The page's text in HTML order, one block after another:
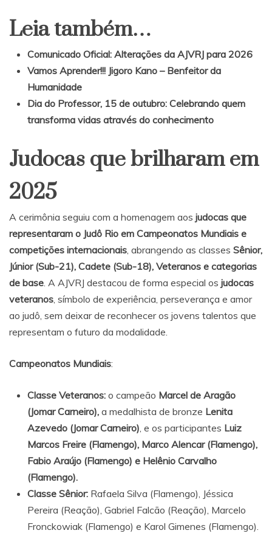
Leia também…
Comunicado Oficial: Alterações da AJVRJ para 2026
Vamos Aprender!!! Jigoro Kano – Benfeitor da
Humanidade
Dia do Professor, 15 de outubro: Celebrando quem
transforma vidas através do conhecimento
Judocas que brilharam em
2025
A cerimônia seguiu com a homenagem aos judocas que
representaram o Judô Rio em Campeonatos Mundiais e
competições internacionais, abrangendo as classes Sênior,
Júnior (Sub-21), Cadete (Sub-18), Veteranos e categorias
de base. A AJVRJ destacou de forma especial os judocas
veteranos, símbolo de experiência, perseverança e amor
ao judô, sem deixar de reconhecer os jovens talentos que
representam o futuro da modalidade.
Campeonatos Mundiais:
Classe Veteranos: o campeão Marcel de Aragão
(Jomar Carneiro), a medalhista de bronze Lenita
Azevedo (Jomar Carneiro), e os participantes Luiz
Marcos Freire (Flamengo), Marco Alencar (Flamengo),
Fabio Araújo (Flamengo) e Helênio Carvalho
(Flamengo).
Classe Sênior: Rafaela Silva (Flamengo), Jéssica
Pereira (Reação), Gabriel Falcão (Reação), Marcelo
Fronckowiak (Flamengo) e Karol Gimenes (Flamengo).